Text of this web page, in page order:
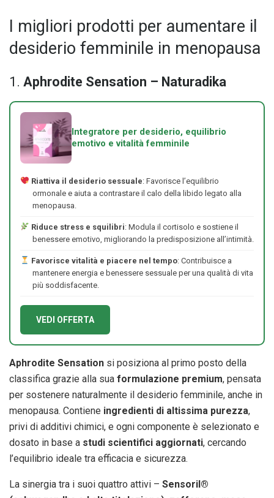
I migliori prodotti per aumentare il
desiderio femminile in menopausa
1. Aphrodite Sensation – Naturadika
Integratore per desiderio, equilibrio
emotivo e vitalità femminile
Riattiva il desiderio sessuale: Favorisce l’equilibrio
ormonale e aiuta a contrastare il calo della libido legato alla
menopausa.
Riduce stress e squilibri: Modula il cortisolo e sostiene il
benessere emotivo, migliorando la predisposizione all’intimità.
Favorisce vitalità e piacere nel tempo: Contribuisce a
mantenere energia e benessere sessuale per una qualità di vita
più soddisfacente.
VEDI OFFERTA
Aphrodite Sensation si posiziona al primo posto della
classifica grazie alla sua formulazione premium, pensata
per sostenere naturalmente il desiderio femminile, anche in
menopausa. Contiene ingredienti di altissima purezza,
privi di additivi chimici, e ogni componente è selezionato e
dosato in base a studi scientifici aggiornati, cercando
l’equilibrio ideale tra efficacia e sicurezza.
La sinergia tra i suoi quattro attivi – Sensoril®